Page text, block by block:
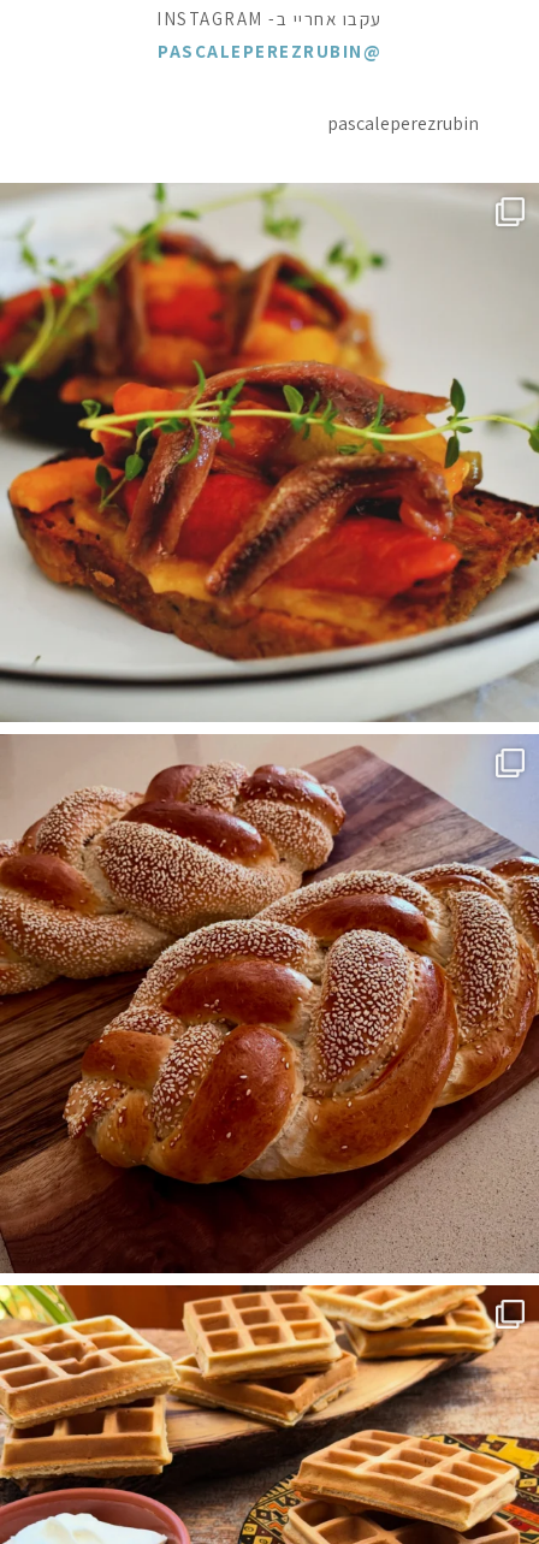
עקבו אחריי ב- INSTAGRAM
@PASCALEPEREZRUBIN
pascaleperezrubin